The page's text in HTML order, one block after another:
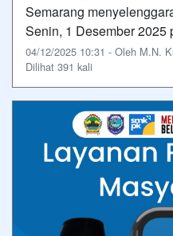
Semarang
Senin, 1 Desember 2025
04/12/2025 10:31 - Oleh M.N.
Dilihat 391 kali